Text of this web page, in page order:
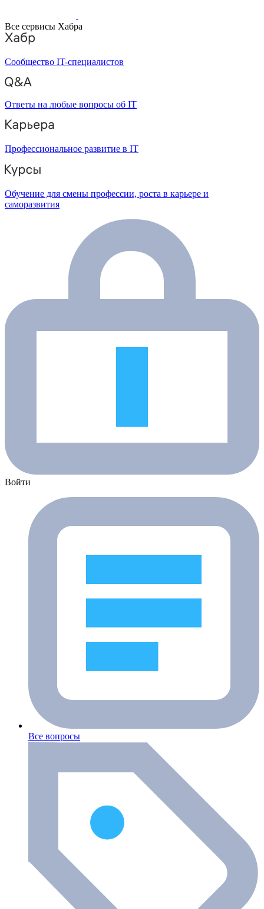
Все сервисы Хабра
Сообщество IT-специалистов
Ответы на любые вопросы об IT
Профессиональное развитие в IT
Обучение для смены профессии, роста в карьере и
саморазвития
Войти
Все вопросы